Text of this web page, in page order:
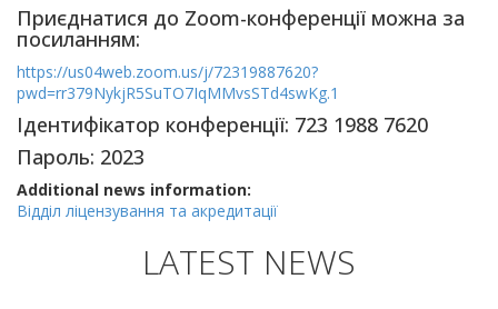
Приєднатися до Zoom-конференції можна за
посиланням:
https://us04web.zoom.us/j/72319887620?
pwd=rr379NykjR5SuTO7IqMMvsSTd4swKg.1
Ідентифікатор конференції: 723 1988 7620
Пароль: 2023
Additional news information:
Відділ ліцензування та акредитації
LATEST NEWS